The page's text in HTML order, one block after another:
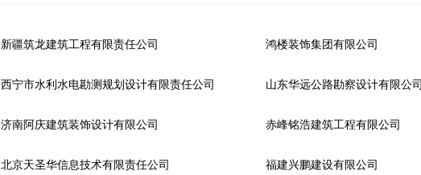
新疆筑龙建筑工程有限责任公司 鸿楼装饰集团有限公司
西宁市水利水电勘测规划设计有限责任公司 山东华远公路勘察设计有限公司
济南阿庆建筑装饰设计有限公司 赤峰铭浩建筑工程有限公司
北京天圣华信息技术有限责任公司 福建兴鹏建设有限公司